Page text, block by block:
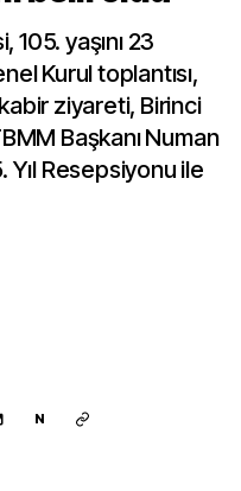
yaşını 23
Kurul toplantısı,
ziyareti, Birinci
Başkanı Numan
Resepsiyonu ile
N